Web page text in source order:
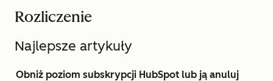
Rozliczenie
Najlepsze artykuły
Obniż poziom subskrypcji HubSpot lub ją anuluj